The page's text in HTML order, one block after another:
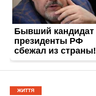
ЖИТТЯ